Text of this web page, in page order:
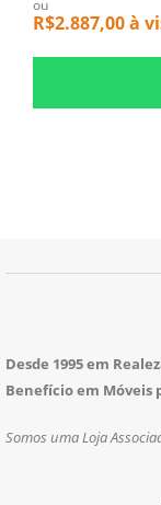
ou
R$2.887,00à
Desde 1995 em
Benefício em Móveis
Somos uma Loja